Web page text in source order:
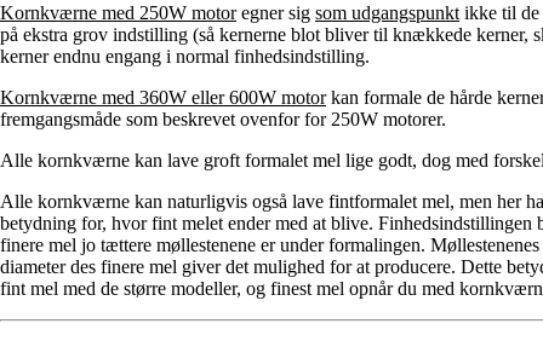
Kornkværne med 250W motoregner sig som udgangspunkt ikke til de
på ekstra grov indstilling (så kernerne blot bliver til knækkede kerner,
kerner endnu engang i normal finhedsindstilling.
Kornkværne med 360W eller 600W motorkan formale de hårde
fremgangsmåde som beskrevet ovenfor for 250W motorer.
Alle kornkværne kan lave groft formalet mel lige godt, dog med
Alle kornkværne kan naturligvis også lave fintformalet mel, men her
betydning for, hvor fint melet ender med at blive.
finere mel jo tættere møllestenene er under formalingen.
diameter des finere mel giver det mulighed for at producere. Dette
fint mel med de større modeller, og finest mel opnår du med